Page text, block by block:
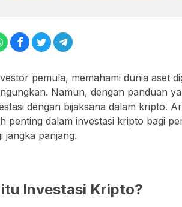
pemula, memahami dunia aset
Namun, dengan panduan
dengan bijaksana dalam kripto.
penting dalam investasi kripto bagi
jangka panjang.
Investasi Kripto?